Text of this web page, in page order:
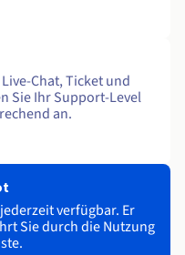
Chat, Ticket und
Sie Ihr Support-Level
an.
verfügbar. Er
Sie durch die Nutzung